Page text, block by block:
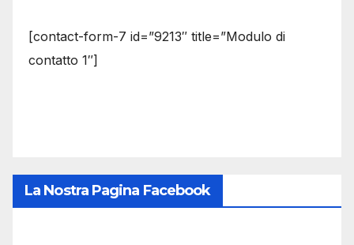
[contact-form-7 id=”9213″ title=”Modulo di
contatto 1″]
La Nostra Pagina Facebook